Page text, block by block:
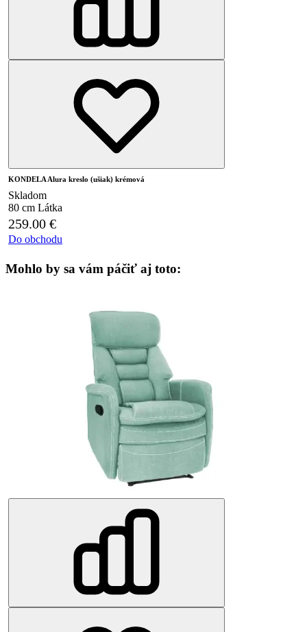
KONDELA Alura kreslo (ušiak) krémová
Skladom
80 cm Látka
259.00 €
Do obchodu
Mohlo by sa vám páčiť aj toto: